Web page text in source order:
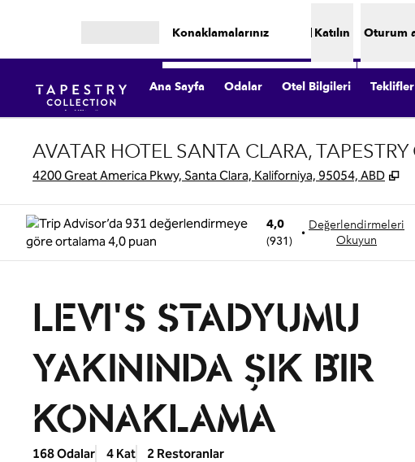
Konaklamalarınız Katılın Oturum
Ana Sayfa Odalar Otel Bilgileri Teklifler
AVATAR HOTEL SANTA CLARA,
4200 Great America Pkwy, Santa Clara, Kaliforniya, 95054, ABD ,
4,0
(931)
•
Değerlendirmeleri
Okuyun
LEVI'S STADYUMU
YAKININDA ŞIK BIR
KONAKLAMA
168 Odalar 4 Kat 2 Restoranlar